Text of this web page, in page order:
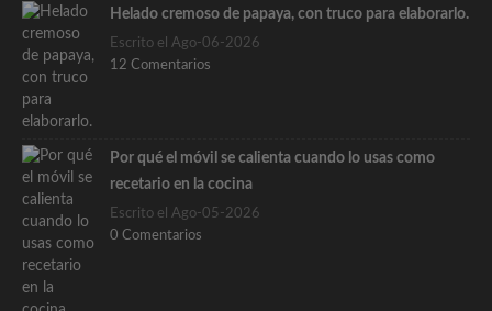
Helado cremoso de papaya, con truco para elaborarlo.
Escrito el Ago-06-2026
12 Comentarios
Por qué el móvil se calienta cuando lo usas como
recetario en la cocina
Escrito el Ago-05-2026
0 Comentarios